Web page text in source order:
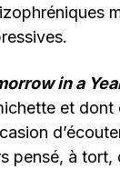
in a
et dont
pensé, à tort,